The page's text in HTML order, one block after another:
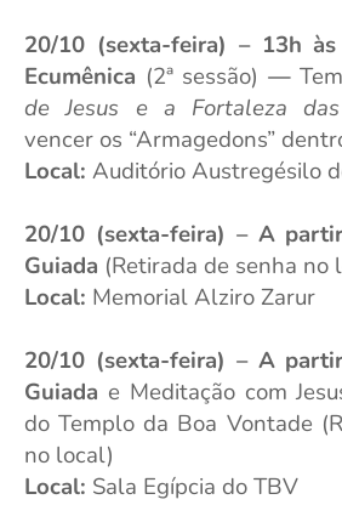
20/10 (sexta-feira) – 13h
Ecumênica (2ª sessão) —
de Jesus e a Fortaleza
vencer os “Armagedons”
Local: Auditório Austregésilo
20/10 (sexta-feira) – A
Guiada (Retirada de senha no
Local: Memorial Alziro Zarur
20/10 (sexta-feira) – A
Guiada e Meditação com
do Templo da Boa Vontade
no local)
Local: Sala Egípcia do TBV